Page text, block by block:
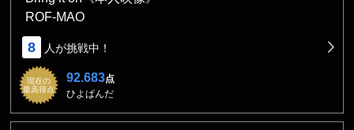
ROF-MAO
8 人が挑戦中！
現在の
最高得点
92.683点
ひよぱんだ